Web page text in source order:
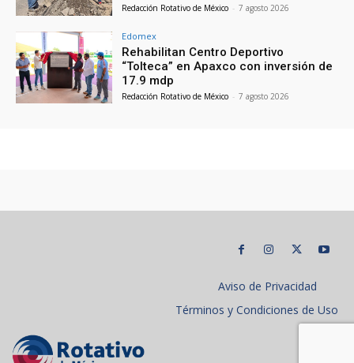
Redacción Rotativo de México - 7 agosto 2026
Edomex
Rehabilitan Centro Deportivo
“Tolteca” en Apaxco con inversión de
17.9 mdp
Redacción Rotativo de México - 7 agosto 2026
Aviso de Privacidad
Términos y Condiciones de Uso